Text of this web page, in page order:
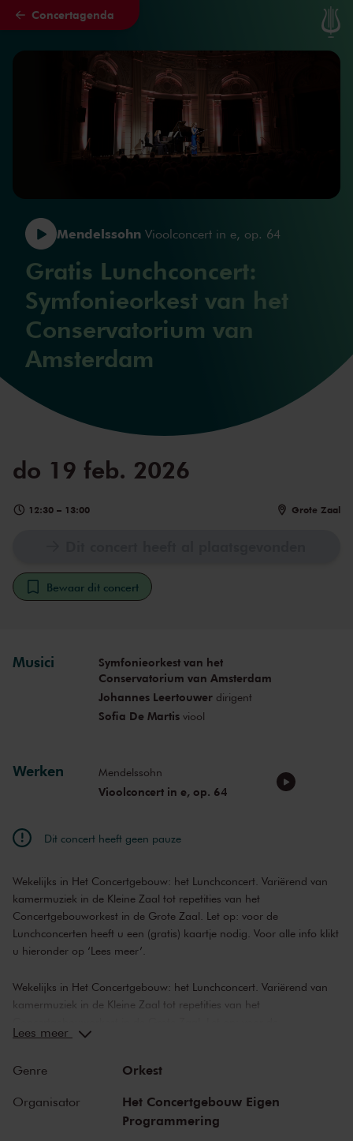
Naar hoofdcontent
Concertagenda
Mendelssohn Vioolconcert in e, op. 64
Gratis Lunchconcert:
Symfonieorkest van het
Conservatorium van
Amsterdam
do 19 feb. 2026
12:30 – 13:00 Grote Zaal
Bewaar dit concert
Musici
Symfonieorkest van het
Conservatorium van Amsterdam
Johannes Leertouwerdirigent
Sofia De Martisviool
Werken Mendelssohn
Vioolconcert in e, op. 64
Dit concert heeft geen pauze
Wekelijks in Het Concertgebouw: het Lunchconcert. Variërend van
kamermuziek in de Kleine Zaal tot repetities van het
Concertgebouworkest in de Grote Zaal. Let op: voor de
Lunchconcerten heeft u een (gratis) kaartje nodig. Voor alle info klikt
u hieronder op ‘Lees meer’.
Wekelijks in Het Concertgebouw: het Lunchconcert. Variërend van
kamermuziek in de Kleine Zaal tot repetities van het
Lunchconcerten heeft u een (gratis) kaartje nodig. Voor alle info klikt
Lees meer
Genre Orkest
Organisator
Het Concertgebouw Eigen
Programmering